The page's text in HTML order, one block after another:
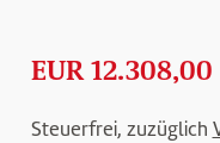
EUR 12.308,00
Steuerfrei, zuzüglich